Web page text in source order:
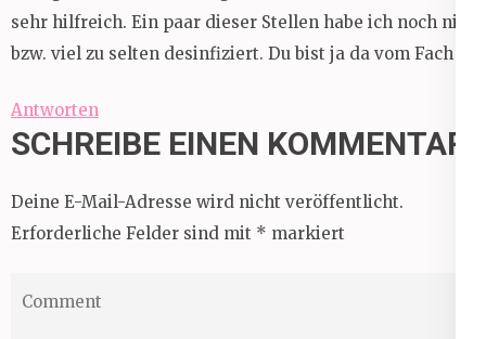
sehr hilfreich. Ein paar dieser Stellen habe ich noch nie,
bzw. viel zu selten desinfiziert. Du bist ja da vom Fach 🙂
Antworten
SCHREIBE EINEN KOMMENTAR
Deine E-Mail-Adresse wird nicht veröffentlicht.
Erforderliche Felder sind mit * markiert